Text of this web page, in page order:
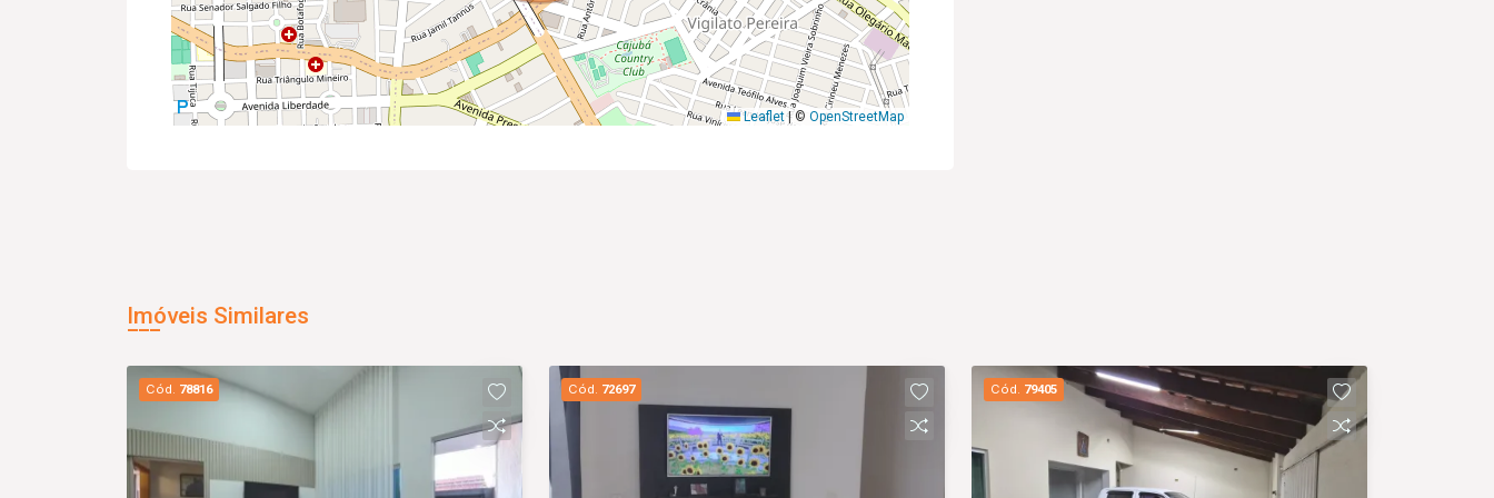
Leaflet |© OpenStreetMap
Imóveis Similares
Cód. 78816 Cód. 72697 Cód. 79405